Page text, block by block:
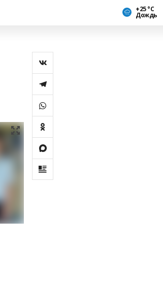
+25 °С
Дождь